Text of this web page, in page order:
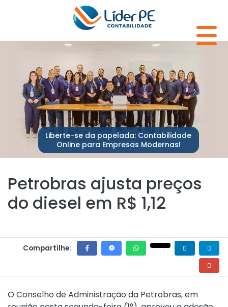
Liberte-se da papelada: Contabilidade
Online para Empresas Modernas!
Petrobras ajusta preços
do diesel em R$ 1,12
Compartilhe:
O Conselho de Administração da Petrobras, em